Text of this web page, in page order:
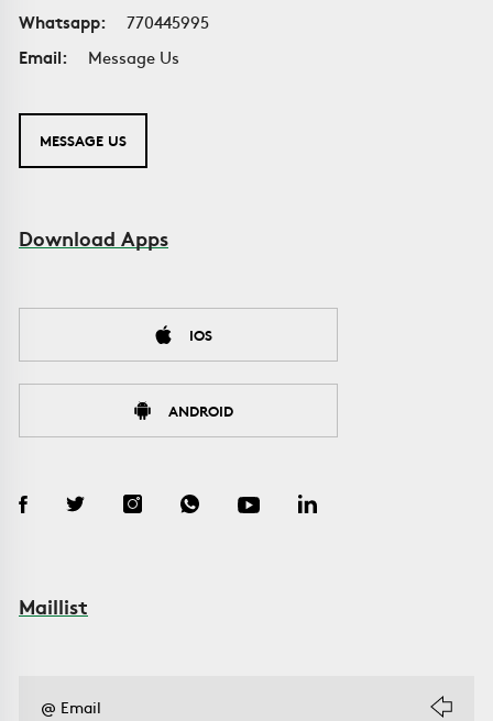
Whatsapp:
770445995
Email:
Message Us
MESSAGE US
Download Apps
IOS
ANDROID
Maillist